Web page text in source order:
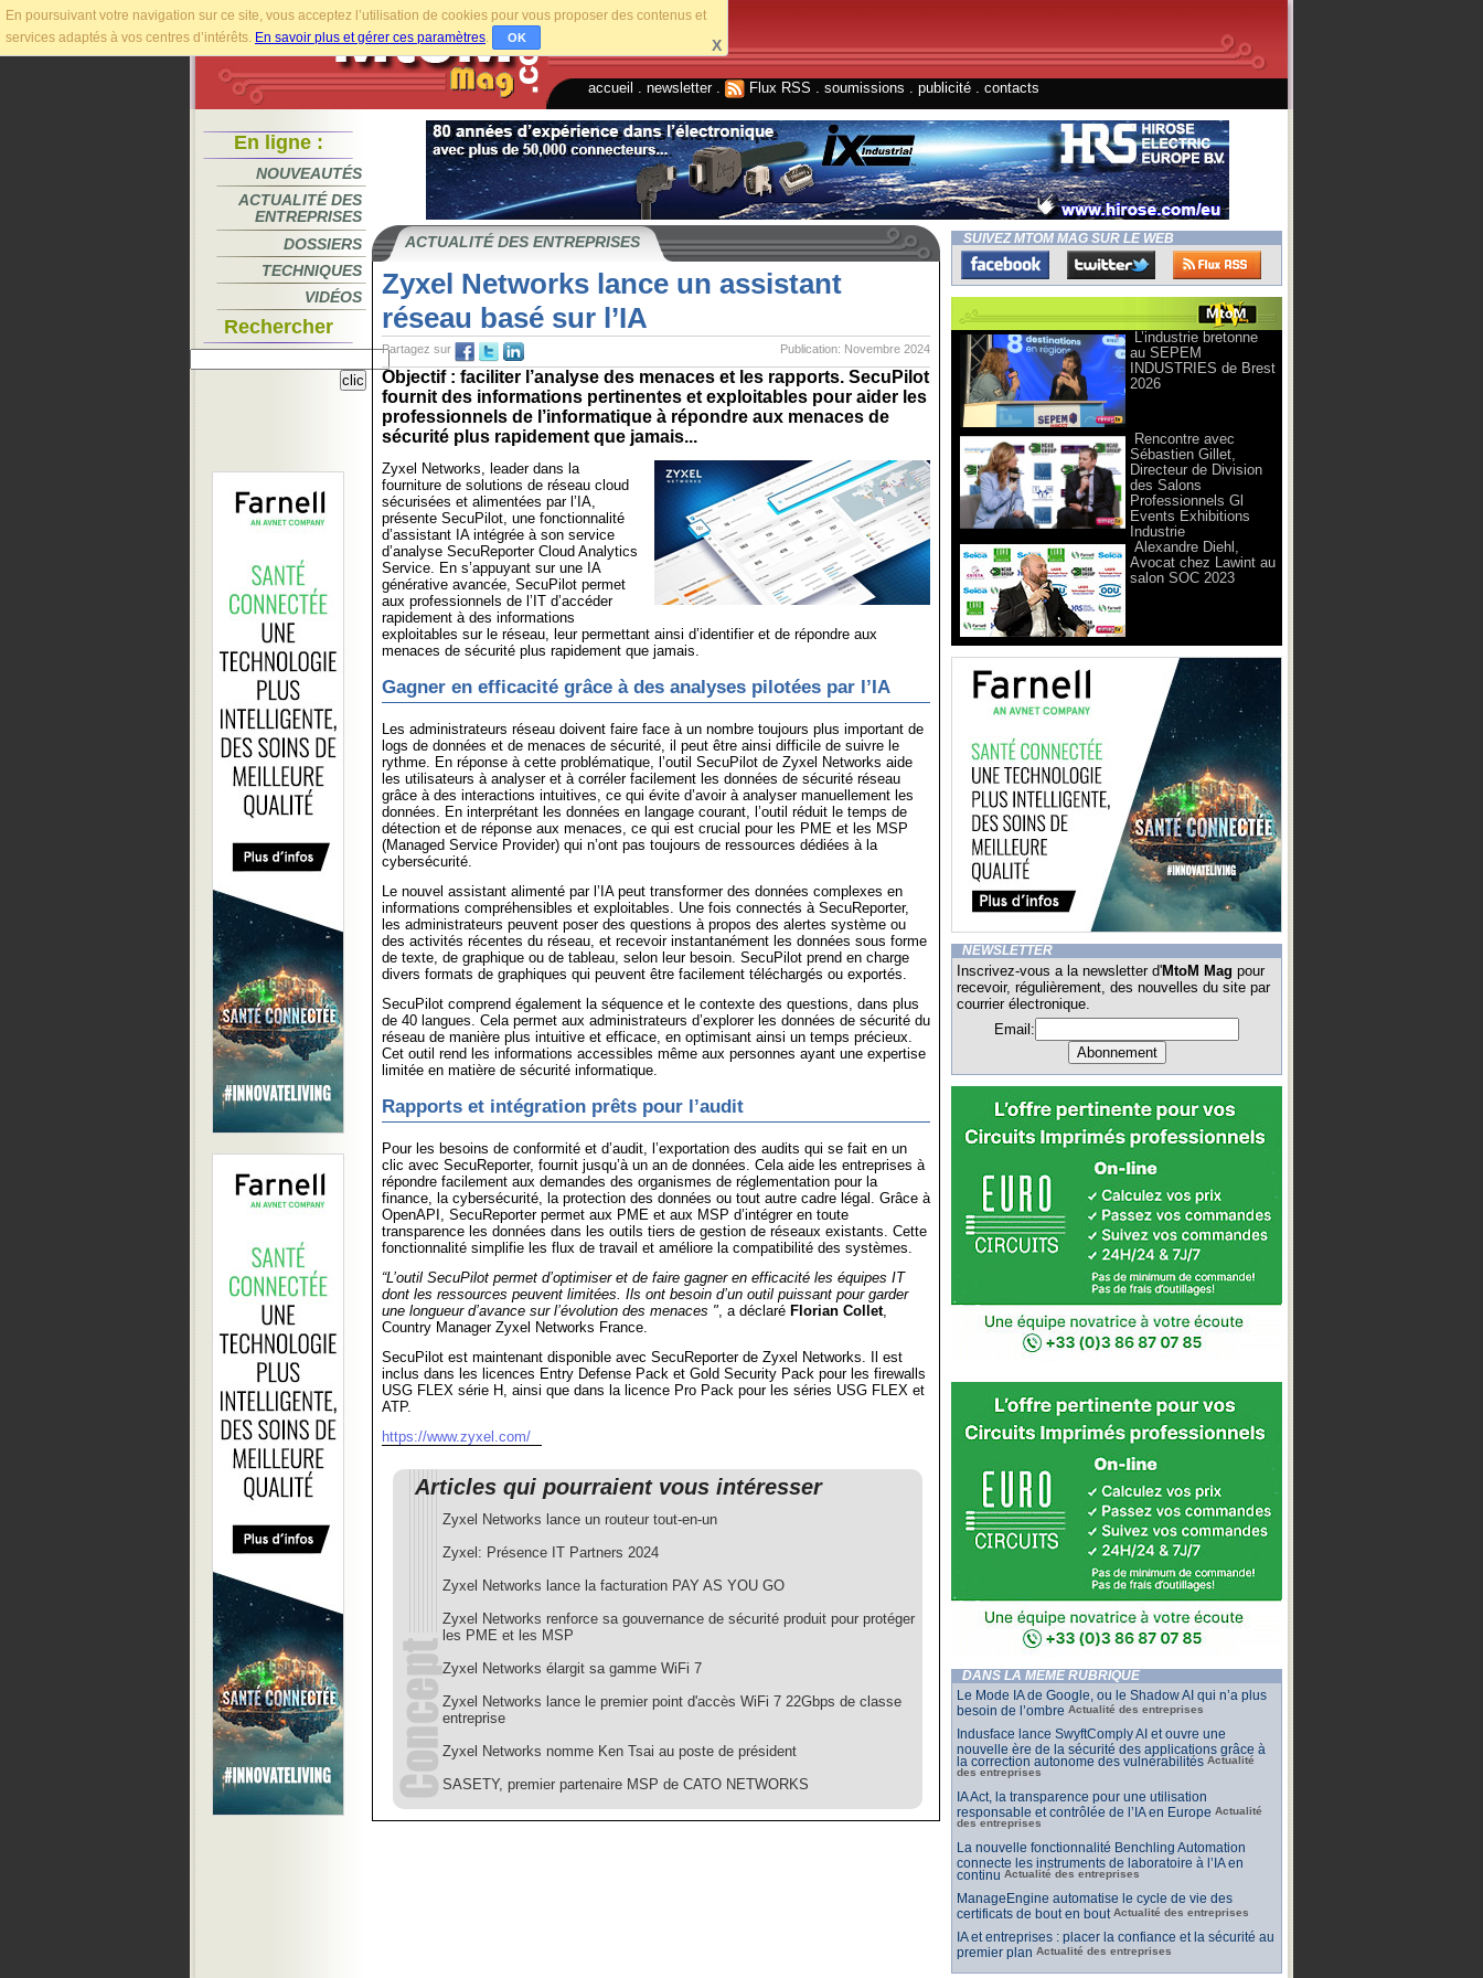
En poursuivant votre navigation sur ce site, vous acceptez l’utilisation de cookies pour vous proposer des contenus et
services adaptés à vos centres d’intérêts. En savoir plus et gérer ces paramètres. OK X
accueil newsletter. Flux RSS soumissions publicité contacts
En ligne :
NOUVEAUTÉS
ACTUALITÉ DES
ENTREPRISES
DOSSIERS
TECHNIQUES
VIDÉOS
Rechercher
ACTUALITÉ DES ENTREPRISES
Zyxel Networks lance un assistant
réseau basé sur l’IA
Publication: Novembre 2024
Partagez sur
Objectif : faciliter l’analyse des menaces et les rapports. SecuPilot
fournit des informations pertinentes et exploitables pour aider les
professionnels de l’informatique à répondre aux menaces de
sécurité plus rapidement que jamais...
Zyxel Networks, leader dans la
fourniture de solutions de réseau cloud
sécurisées et alimentées par l’IA,
présente SecuPilot, une fonctionnalité
d’assistant IA intégrée à son service
d’analyse SecuReporter Cloud Analytics
Service. En s’appuyant sur une IA
générative avancée, SecuPilot permet
aux professionnels de l’IT d’accéder
rapidement à des informations
exploitables sur le réseau, leur permettant ainsi d’identifier et de répondre aux
menaces de sécurité plus rapidement que jamais.
Gagner en efficacité grâce à des analyses pilotées par l’IA
Les administrateurs réseau doivent faire face à un nombre toujours plus important de
logs de données et de menaces de sécurité, il peut être ainsi difficile de suivre le
rythme. En réponse à cette problématique, l’outil SecuPilot de Zyxel Networks aide
les utilisateurs à analyser et à corréler facilement les données de sécurité réseau
grâce à des interactions intuitives, ce qui évite d’avoir à analyser manuellement les
données. En interprétant les données en langage courant, l’outil réduit le temps de
détection et de réponse aux menaces, ce qui est crucial pour les PME et les MSP
(Managed Service Provider) qui n’ont pas toujours de ressources dédiées à la
cybersécurité.
Le nouvel assistant alimenté par l’IA peut transformer des données complexes en
informations compréhensibles et exploitables. Une fois connectés à SecuReporter,
les administrateurs peuvent poser des questions à propos des alertes système ou
des activités récentes du réseau, et recevoir instantanément les données sous forme
de texte, de graphique ou de tableau, selon leur besoin. SecuPilot prend en charge
divers formats de graphiques qui peuvent être facilement téléchargés ou exportés.
SecuPilot comprend également la séquence et le contexte des questions, dans plus
de 40 langues. Cela permet aux administrateurs d’explorer les données de sécurité du
réseau de manière plus intuitive et efficace, en optimisant ainsi un temps précieux.
Cet outil rend les informations accessibles même aux personnes ayant une expertise
limitée en matière de sécurité informatique.
Rapports et intégration prêts pour l’audit
Pour les besoins de conformité et d’audit, l’exportation des audits qui se fait en un
clic avec SecuReporter, fournit jusqu’à un an de données. Cela aide les entreprises à
répondre facilement aux demandes des organismes de réglementation pour la
finance, la cybersécurité, la protection des données ou tout autre cadre légal. Grâce à
OpenAPI, SecuReporter permet aux PME et aux MSP d’intégrer en toute
transparence les données dans les outils tiers de gestion de réseaux existants. Cette
fonctionnalité simplifie les flux de travail et améliore la compatibilité des systèmes.
“L’outil SecuPilot permet d’optimiser et de faire gagner en efficacité les équipes IT
dont les ressources peuvent limitées. Ils ont besoin d’un outil puissant pour garder
une longueur d’avance sur l’évolution des menaces ", a déclaré Florian Collet,
Country Manager Zyxel Networks France.
SecuPilot est maintenant disponible avec SecuReporter de Zyxel Networks. Il est
inclus dans les licences Entry Defense Pack et Gold Security Pack pour les firewalls
USG FLEX série H, ainsi que dans la licence Pro Pack pour les séries USG FLEX et
ATP.
https://www.zyxel.com/
Articles qui pourraient vous intéresser
Zyxel Networks lance un routeur tout-en-un
Zyxel: Présence IT Partners 2024
Zyxel Networks lance la facturation PAY AS YOU GO
Zyxel Networks renforce sa gouvernance de sécurité produit pour protéger
les PME et les MSP
Zyxel Networks élargit sa gamme WiFi 7
Zyxel Networks lance le premier point d'accès WiFi 7 22Gbps de classe
entreprise
Zyxel Networks nomme Ken Tsai au poste de président
SASETY, premier partenaire MSP de CATO NETWORKS
SUIVEZ MTOM MAG SUR LE WEB
L’industrie bretonne
au SEPEM
INDUSTRIES de Brest
2026
Rencontre avec
Sébastien Gillet,
Directeur de Division
des Salons
Professionnels Gl
Events Exhibitions
Industrie
Alexandre Diehl,
Avocat chez Lawint au
salon SOC 2023
NEWSLETTER
Inscrivez-vous a la newsletter d'MtoM Mag pour
recevoir, régulièrement, des nouvelles du site par
courrier électronique.
Email:
DANS LA MÊME RUBRIQUE
Le Mode IA de Google, ou le Shadow AI qui n’a plus
besoin de l’ombre Actualité des entreprises
Indusface lance SwyftComply AI et ouvre une
nouvelle ère de la sécurité des applications grâce à
la correction autonome des vulnérabilités Actualité
des entreprises
IA Act, la transparence pour une utilisation
responsable et contrôlée de l’IA en Europe Actualité
des entreprises
La nouvelle fonctionnalité Benchling Automation
connecte les instruments de laboratoire à l’IA en
continu Actualité des entreprises
ManageEngine automatise le cycle de vie des
certificats de bout en bout Actualité des entreprises
IA et entreprises : placer la confiance et la sécurité au
premier plan Actualité des entreprises